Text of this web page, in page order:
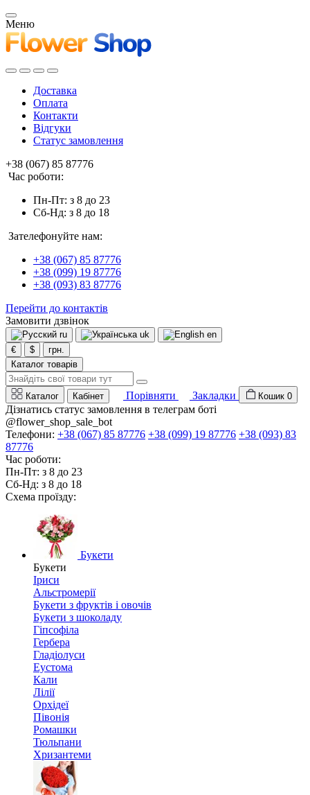
Меню
Доставка
Оплата
Контакти
Відгуки
Статус замовлення
+38 (067) 85 87776
Час роботи:
Пн-Пт: з 8 до 23
Сб-Нд: з 8 до 18
Зателефонуйте нам:
+38 (067) 85 87776
+38 (099) 19 87776
+38 (093) 83 87776
Перейти до контактів
Замовити дзвінок
ru uk
en
€
$
грн.
Каталог товарів
Каталог Кабінет Порівняти Закладки Кошик 0
Дізнатись статус замовлення в телеграм боті
@flower_shop_sale_bot
Телефони: +38 (067) 85 87776 +38 (099) 19 87776 +38 (093) 83
87776
Час роботи:
Пн-Пт: з 8 до 23
Сб-Нд: з 8 до 18
Схема проїзду:
Букети
Букети
Іриси
Альстромерії
Букети з фруктів і овочів
Букети з шоколаду
Гіпсофіла
Гербера
Гладіолуси
Еустома
Кали
Лілії
Орхідеї
Півонія
Ромашки
Тюльпани
Хризантеми